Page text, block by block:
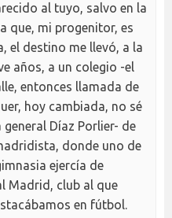
al tuyo, salvo en la
que, mi progenitor, es
el destino me llevó, a la
años, a un colegio -el
entonces llamada de
hoy cambiada, no sé
Díaz Porlier- de
donde uno de
ejercía de
Madrid, club al que
en fútbol.